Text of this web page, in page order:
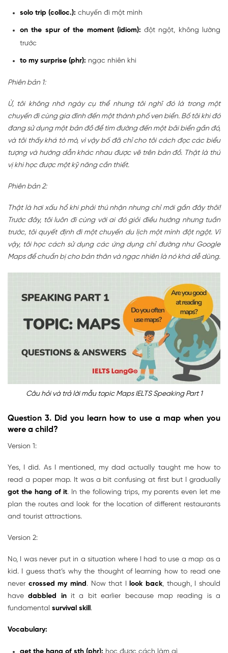
solo trip (colloc.): chuyến đi một mình
on the spur of the moment (idiom):đột ngột, không lường
trước
to my surprise (phr): ngạc nhiên khi
Phiên bản 1:
Ừ, tôi không nhớ ngày cụ thể nhưng tôi nghĩ đó là trong một
chuyến đi cùng gia đình đến một thành phố ven biển. Bố tôi khi đó
đang sử dụng một bản đồ để tìm đường đến một bãi biển gần đó,
và tôi thấy khá tò mò, vì vậy bố đã chỉ cho tôi cách đọc các biểu
tượng và hướng dẫn khác nhau được vẽ trên bản đồ. Thật là thú
vị khi học được một kỹ năng cần thiết.
Phiên bản 2:
Thật là hơi xấu hổ khi phải thú nhận nhưng chỉ mới gần đây thôi!
Trước đây, tôi luôn đi cùng với ai đó giỏi điều hướng nhưng tuần
trước, tôi quyết định đi một chuyến du lịch một mình đột ngột. Vì
vậy, tôi học cách sử dụng các ứng dụng chỉ đường như Google
Maps để chuẩn bị cho bản thân và ngạc nhiên là nó khá dễ dùng.
Câu hỏi và trả lời mẫu topic Maps IELTS Speaking Part 1
Question 3. Did you learn how to use a map when you
were a child?
Version 1:
Yes, I did. As I mentioned, my dad actually taught me how to
read a paper map. It was a bit confusing at first but I gradually
got the hang of it. In the following trips, my parents even let me
plan the routes and look for the location of different restaurants
and tourist attractions.
Version 2:
No, I was never put in a situation where I had to use a map as a
kid. I guess that’s why the thought of learning how to read one
never crossed my mind. Now that I look back, though, I should
have dabbled init a bit earlier because map reading is a
fundamental survival skill .
Vocabulary: